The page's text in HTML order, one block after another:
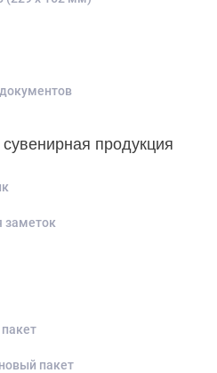
продукция
заметок
пакет